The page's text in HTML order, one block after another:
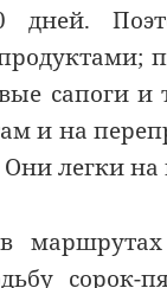
дней.
сапоги и
и на
легки
сорок-